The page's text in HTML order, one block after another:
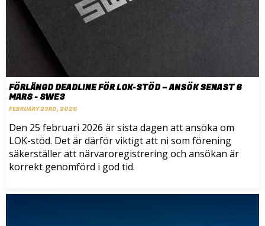
FÖRLÄNGD DEADLINE FÖR LOK-STÖD – ANSÖK SENAST 6
MARS - SWE3
FEBRUARY 23RD, 2026
Den 25 februari 2026 är sista dagen att ansöka om
LOK-stöd. Det är därför viktigt att ni som förening
säkerställer att närvaroregistrering och ansökan är
korrekt genomförd i god tid.